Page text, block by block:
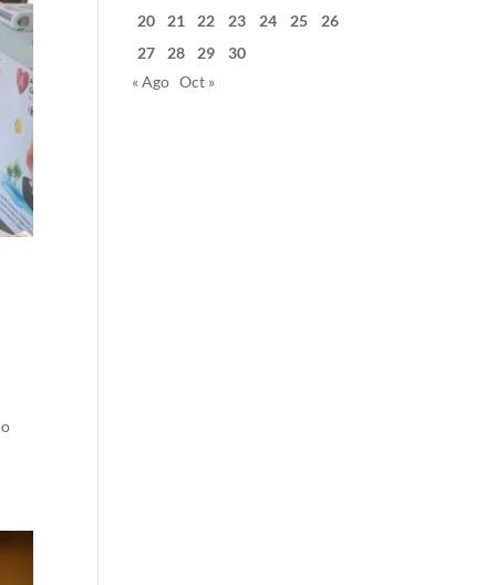
20
21 22 23 24 25
26
27
28 29
30
« Ago Oct »